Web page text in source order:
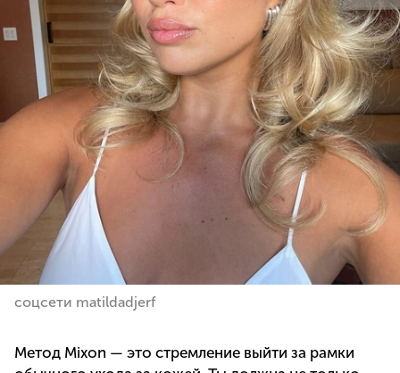
соцсети matildadjerf
Метод Mixon — это стремление выйти за рамки